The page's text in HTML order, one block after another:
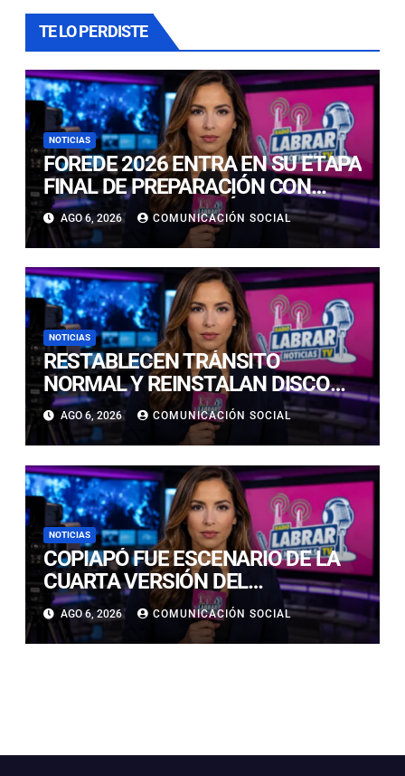
TE LO PERDISTE
NOTICIAS
FOREDE 2026 ENTRA EN SU ETAPA
FINAL DE PREPARACIÓN CON
NUEVAS TECNOLOGÍAS DE
ACCESO Y OPORTUNIDADES PARA
ATACAMA
AGO 6, 2026 COMUNICACIÓN SOCIAL
NOTICIAS
RESTABLECEN TRÁNSITO
NORMAL Y REINSTALAN DISCO
“PARE” TRAS AVANCE DE OBRAS
EN CALLE LUIS FLORES CON JULIO
PRADO
AGO 6, 2026 COMUNICACIÓN SOCIAL
NOTICIAS
COPIAPÓ FUE ESCENARIO DE LA
CUARTA VERSIÓN DEL
CAMPEONATO REGIONAL DE
BANDAS DE GUERRA
ESTUDIANTILES
AGO 6, 2026 COMUNICACIÓN SOCIAL